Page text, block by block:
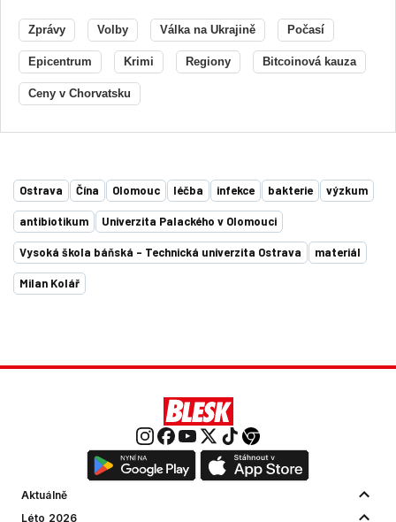
Zprávy Volby Válka na Ukrajině Počasí
Epicentrum Krimi Regiony Bitcoinová kauza
Ceny v Chorvatsku
Ostrava Čína Olomouc léčba infekce bakterie výzkum
antibiotikum Univerzita Palackého v Olomouci
Vysoká škola báňská – Technická univerzita Ostrava materiál
Milan Kolář
Aktuálně
Léto 2026